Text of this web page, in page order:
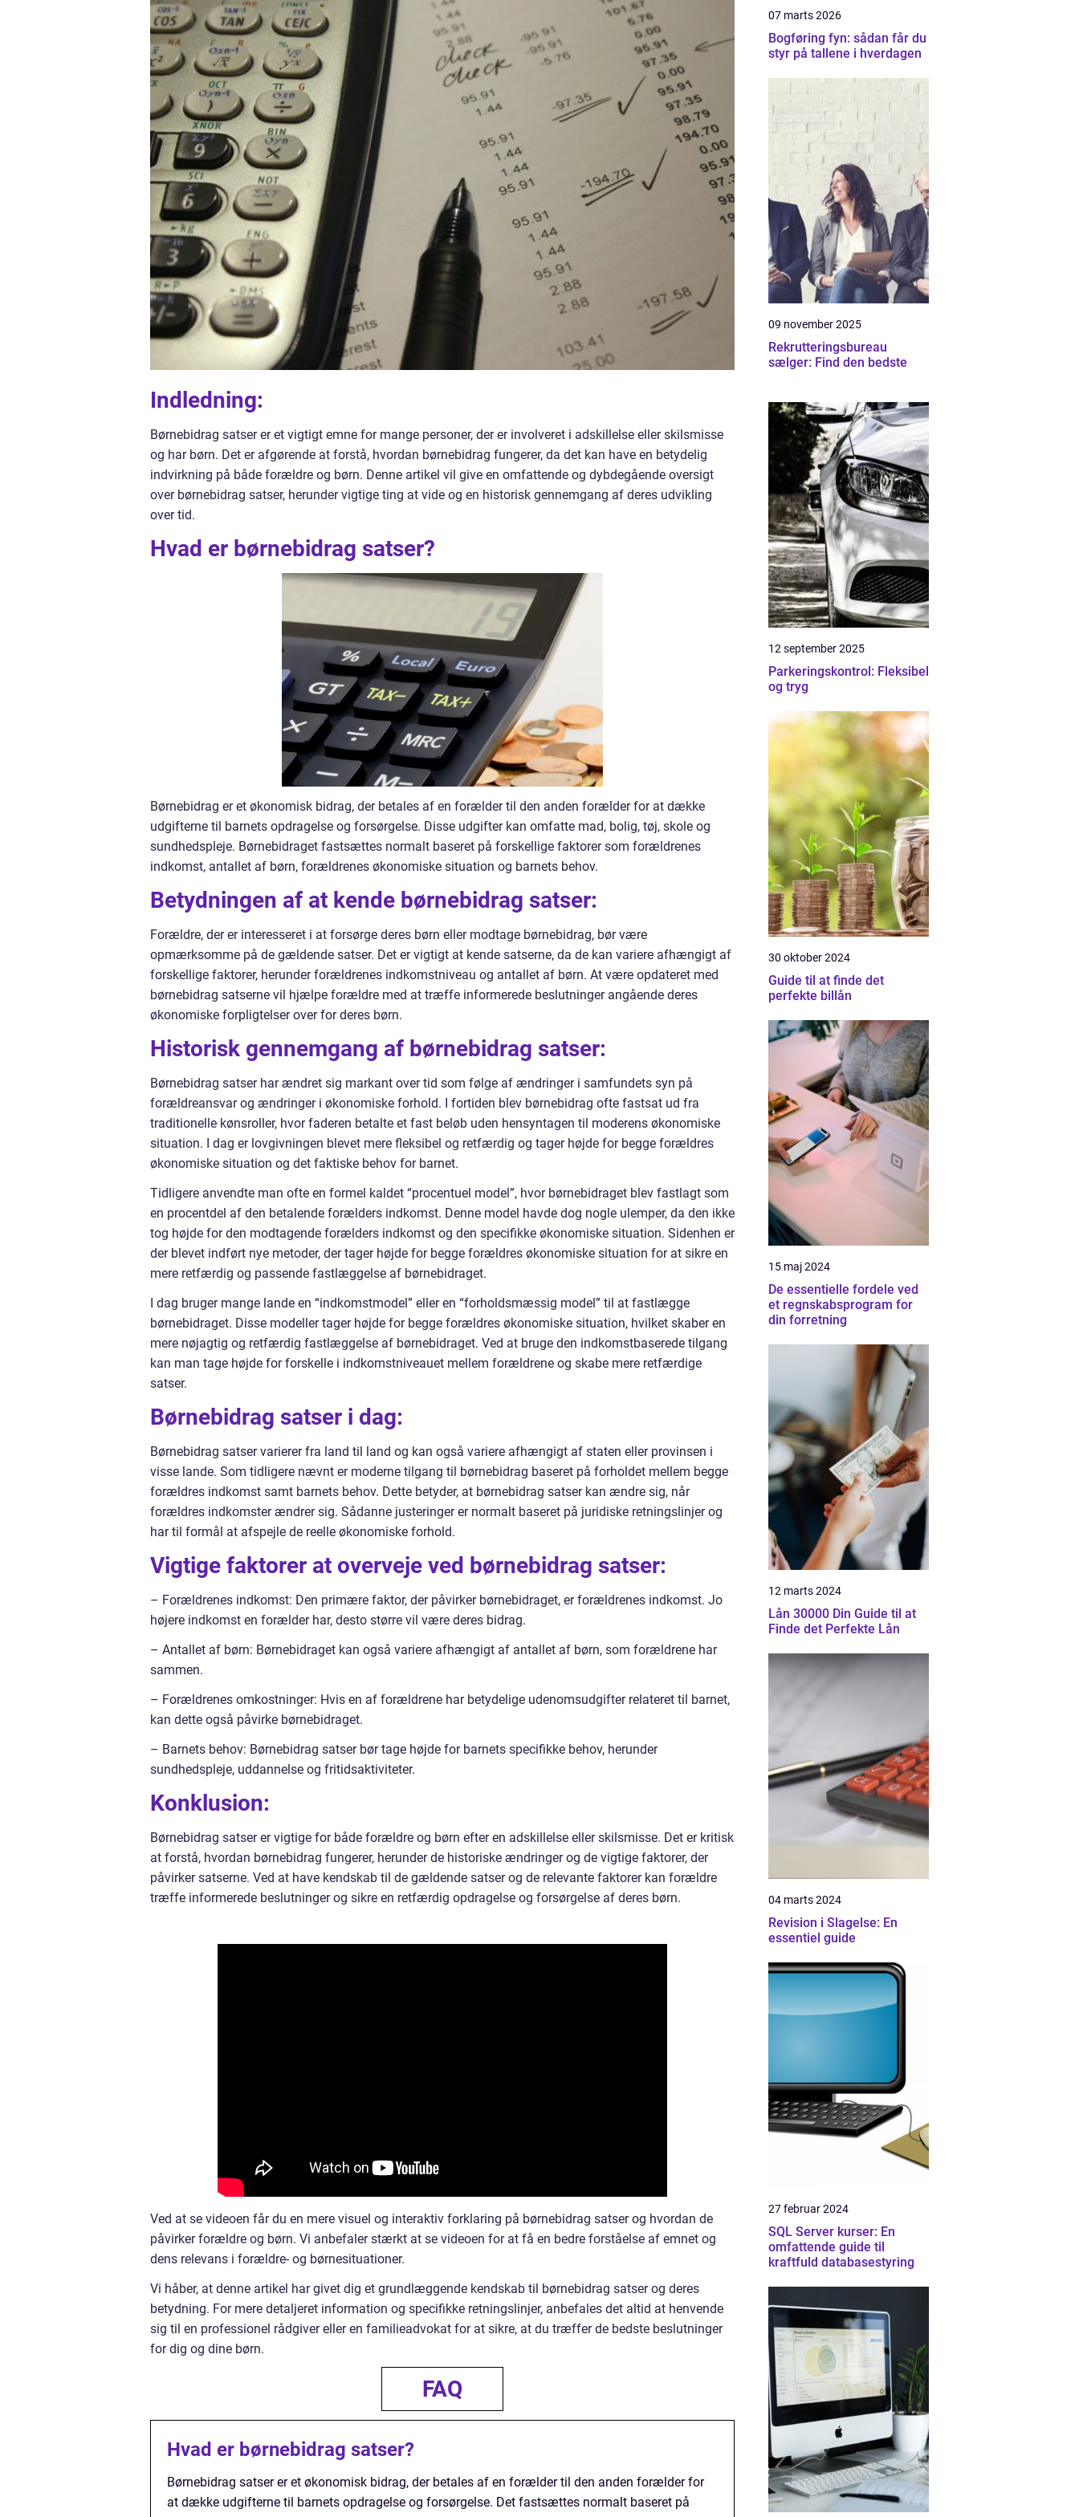
Indledning:
Børnebidrag satser er et vigtigt emne for mange personer, der er involveret i adskillelse eller skilsmisse
og har børn. Det er afgørende at forstå, hvordan børnebidrag fungerer, da det kan have en betydelig
indvirkning på både forældre og børn. Denne artikel vil give en omfattende og dybdegående oversigt
over børnebidrag satser, herunder vigtige ting at vide og en historisk gennemgang af deres udvikling
over tid.
Hvad er børnebidrag satser?
Børnebidrag er et økonomisk bidrag, der betales af en forælder til den anden forælder for at dække
udgifterne til barnets opdragelse og forsørgelse. Disse udgifter kan omfatte mad, bolig, tøj, skole og
sundhedspleje. Børnebidraget fastsættes normalt baseret på forskellige faktorer som forældrenes
indkomst, antallet af børn, forældrenes økonomiske situation og barnets behov.
Betydningen af at kende børnebidrag satser:
Forældre, der er interesseret i at forsørge deres børn eller modtage børnebidrag, bør være
opmærksomme på de gældende satser. Det er vigtigt at kende satserne, da de kan variere afhængigt af
forskellige faktorer, herunder forældrenes indkomstniveau og antallet af børn. At være opdateret med
børnebidrag satserne vil hjælpe forældre med at træffe informerede beslutninger angående deres
økonomiske forpligtelser over for deres børn.
Historisk gennemgang af børnebidrag satser:
Børnebidrag satser har ændret sig markant over tid som følge af ændringer i samfundets syn på
forældreansvar og ændringer i økonomiske forhold. I fortiden blev børnebidrag ofte fastsat ud fra
traditionelle kønsroller, hvor faderen betalte et fast beløb uden hensyntagen til moderens økonomiske
situation. I dag er lovgivningen blevet mere fleksibel og retfærdig og tager højde for begge forældres
økonomiske situation og det faktiske behov for barnet.
Tidligere anvendte man ofte en formel kaldet “procentuel model”, hvor børnebidraget blev fastlagt som
en procentdel af den betalende forælders indkomst. Denne model havde dog nogle ulemper, da den ikke
tog højde for den modtagende forælders indkomst og den specifikke økonomiske situation. Sidenhen er
der blevet indført nye metoder, der tager højde for begge forældres økonomiske situation for at sikre en
mere retfærdig og passende fastlæggelse af børnebidraget.
I dag bruger mange lande en “indkomstmodel” eller en “forholdsmæssig model” til at fastlægge
børnebidraget. Disse modeller tager højde for begge forældres økonomiske situation, hvilket skaber en
mere nøjagtig og retfærdig fastlæggelse af børnebidraget. Ved at bruge den indkomstbaserede tilgang
kan man tage højde for forskelle i indkomstniveauet mellem forældrene og skabe mere retfærdige
satser.
Børnebidrag satser i dag:
Børnebidrag satser varierer fra land til land og kan også variere afhængigt af staten eller provinsen i
visse lande. Som tidligere nævnt er moderne tilgang til børnebidrag baseret på forholdet mellem begge
forældres indkomst samt barnets behov. Dette betyder, at børnebidrag satser kan ændre sig, når
forældres indkomster ændrer sig. Sådanne justeringer er normalt baseret på juridiske retningslinjer og
har til formål at afspejle de reelle økonomiske forhold.
Vigtige faktorer at overveje ved børnebidrag satser:
– Forældrenes indkomst: Den primære faktor, der påvirker børnebidraget, er forældrenes indkomst. Jo
højere indkomst en forælder har, desto større vil være deres bidrag.
– Antallet af børn: Børnebidraget kan også variere afhængigt af antallet af børn, som forældrene har
sammen.
– Forældrenes omkostninger: Hvis en af forældrene har betydelige udenomsudgifter relateret til barnet,
kan dette også påvirke børnebidraget.
– Barnets behov: Børnebidrag satser bør tage højde for barnets specifikke behov, herunder
sundhedspleje, uddannelse og fritidsaktiviteter.
Konklusion:
Børnebidrag satser er vigtige for både forældre og børn efter en adskillelse eller skilsmisse. Det er kritisk
at forstå, hvordan børnebidrag fungerer, herunder de historiske ændringer og de vigtige faktorer, der
påvirker satserne. Ved at have kendskab til de gældende satser og de relevante faktorer kan forældre
træffe informerede beslutninger og sikre en retfærdig opdragelse og forsørgelse af deres børn.
Ved at se videoen får du en mere visuel og interaktiv forklaring på børnebidrag satser og hvordan de
påvirker forældre og børn. Vi anbefaler stærkt at se videoen for at få en bedre forståelse af emnet og
dens relevans i forældre- og børnesituationer.
Vi håber, at denne artikel har givet dig et grundlæggende kendskab til børnebidrag satser og deres
betydning. For mere detaljeret information og specifikke retningslinjer, anbefales det altid at henvende
sig til en professionel rådgiver eller en familieadvokat for at sikre, at du træffer de bedste beslutninger
for dig og dine børn.
FAQ
Hvad er børnebidrag satser?
Børnebidrag satser er et økonomisk bidrag, der betales af en forælder til den anden forælder for
at dække udgifterne til barnets opdragelse og forsørgelse. Det fastsættes normalt baseret på
07 marts 2026
Bogføring fyn: sådan får du
styr på tallene i hverdagen
09 november 2025
Rekrutteringsbureau
sælger: Find den bedste
12 september 2025
Parkeringskontrol: Fleksibel
og tryg
30 oktober 2024
Guide til at finde det
perfekte billån
15 maj 2024
De essentielle fordele ved
et regnskabsprogram for
din forretning
12 marts 2024
Lån 30000 Din Guide til at
Finde det Perfekte Lån
04 marts 2024
Revision i Slagelse: En
essentiel guide
27 februar 2024
SQL Server kurser: En
omfattende guide til
kraftfuld databasestyring